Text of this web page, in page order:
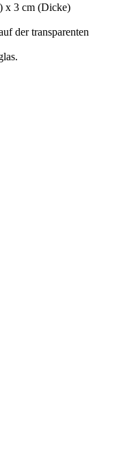
x 3 cm (Dicke)
der transparenten